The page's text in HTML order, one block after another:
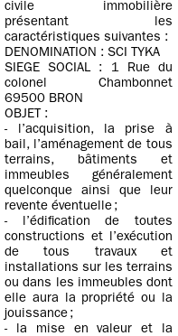
civile immobilière
présentant les
caractéristiques suivantes :
DENOMINATION : SCI TYKA
SIEGE SOCIAL : 1 Rue du
colonel Chambonnet
69500 BRON
OBJET :
- l’acquisition, la prise à
bail, l’aménagement de tous
terrains, bâtiments et
immeubles généralement
quelconque ainsi que leur
revente éventuelle ;
- l’édification de toutes
constructions et l’exécution
de tous travaux et
installations sur les terrains
ou dans les immeubles dont
elle aura la propriété ou la
jouissance ;
- la mise en valeur et la